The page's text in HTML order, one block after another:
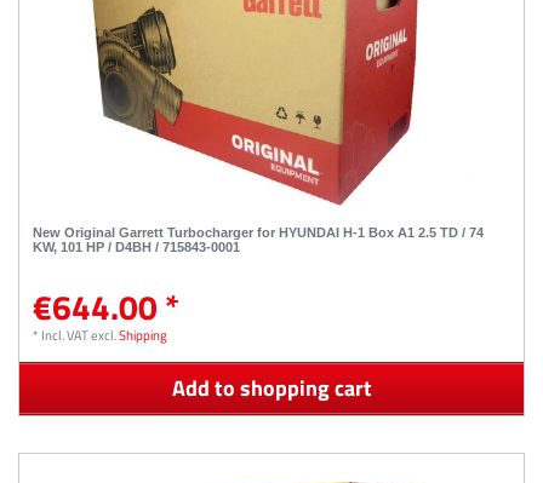
New Original Garrett Turbocharger for HYUNDAI H-1 Box A1 2.5 TD / 74
KW, 101 HP / D4BH / 715843-0001
€644.00 *
* Incl. VATexcl.Shipping
Add to shopping cart